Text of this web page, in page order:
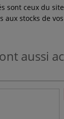
sont ceux du
aux stocks de
aussi